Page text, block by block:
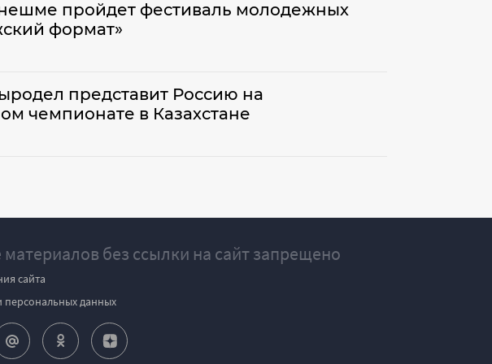
пройдет фестиваль молодежных
формат»
представит Россию на
чемпионате в Казахстане
без ссылки на сайт запрещено
сайта
персональных данных